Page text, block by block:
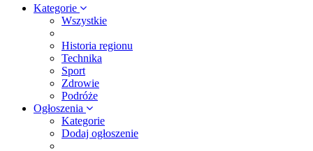
Kategorie
Wszystkie
Historia regionu
Technika
Sport
Zdrowie
Podróże
Ogłoszenia
Kategorie
Dodaj ogłoszenie